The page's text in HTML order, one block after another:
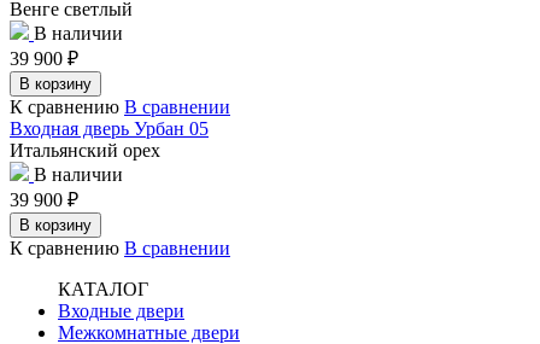
Венге светлый
В наличии
39 900 ₽
В корзину
К сравнению В сравнении
Входная дверь Урбан 05
Итальянский орех
В наличии
39 900 ₽
В корзину
К сравнению В сравнении
КАТАЛОГ
Входные двери
Межкомнатные двери